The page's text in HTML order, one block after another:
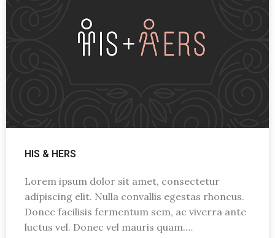
HIS & HERS
Lorem ipsum dolor sit amet, consectetur
adipiscing elit. Nulla convallis egestas rhoncus.
Donec facilisis fermentum sem, ac viverra ante
luctus vel. Donec vel mauris quam.…